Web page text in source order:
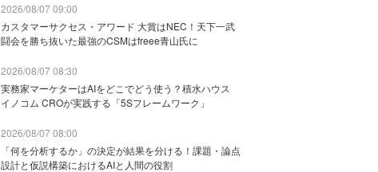
2026/08/07 09:00
カスタマーサクセス・アワード 大賞はNEC！天下一武
闘会を勝ち抜いた最強のCSMはfreee青山氏に
2026/08/07 08:30
実務家マーケターはAIをどこでどう使う？積水ハウス
イノコム CROが実践する「5Sフレームワーク」
2026/08/07 08:00
「何を分析するか」の決定が結果を分ける！課題・論点
設計と仮説構築におけるAIと人間の役割